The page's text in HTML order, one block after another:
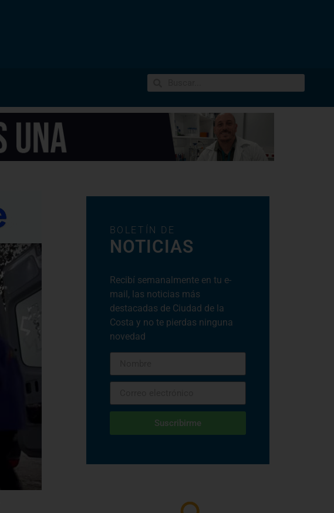
BOLETÍN DE
NOTICIAS
Recibí semanalmente en tu e-
mail, las noticias más
destacadas de Ciudad de la
Costa y no te pierdas ninguna
novedad
Suscribirme